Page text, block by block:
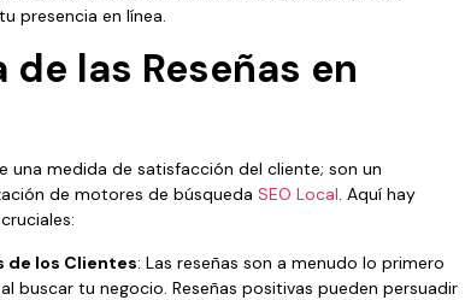
presencia en línea.
las Reseñas en
una medida de satisfacción del cliente; son un
de motores de búsqueda SEO Local. Aquí hay
de los Clientes: Las reseñas son a menudo lo primero
buscar tu negocio. Reseñas positivas pueden persuadir